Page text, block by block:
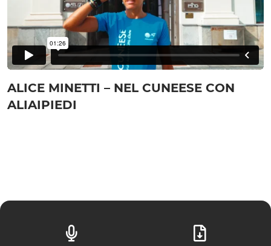
ALICE MINETTI – NEL CUNEESE CON
ALIAIPIEDI